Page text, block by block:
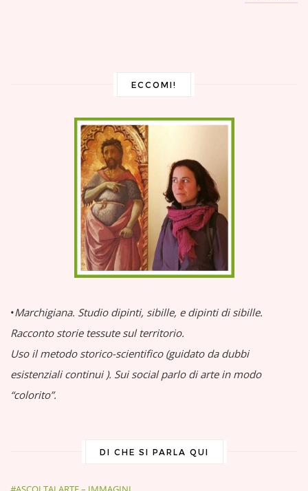
ECCOMI!
•Marchigiana. Studio dipinti, sibille, e dipinti di sibille.
Racconto storie tessute sul territorio.
Uso il metodo storico-scientifico (guidato da dubbi
esistenziali continui ). Sui social parlo di arte in modo
“colorito”.
DI CHE SI PARLA QUI